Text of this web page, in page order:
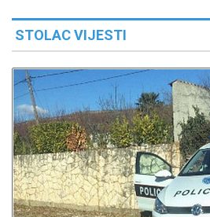
STOLAC VIJESTI